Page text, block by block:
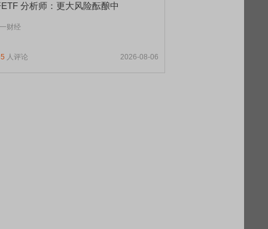
分析师：更大风险酝酿中
财经
人评论 2026-08-06